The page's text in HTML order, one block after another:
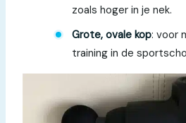
zoals hoger in je nek.
Grote, ovale kop: voor
training in de